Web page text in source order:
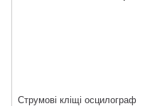
Струмові кліщі осцилограф